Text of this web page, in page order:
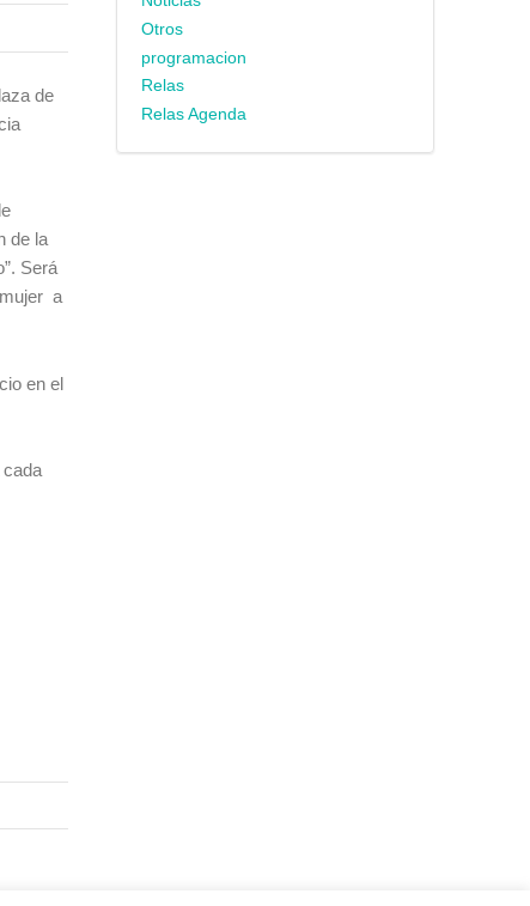
de
de la
Será
a
en el
cada
Otros
programacion
Relas
Relas Agenda